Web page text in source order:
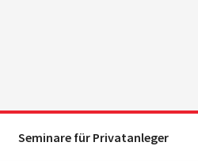
Seminare für Privatanleger